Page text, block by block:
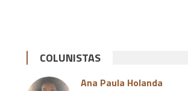
COLUNISTAS
Ana Paula Holanda